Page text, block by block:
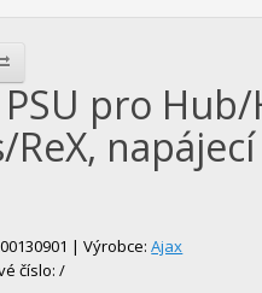
PSU pro
ReX,
| Výrobce:Ajax
číslo: /